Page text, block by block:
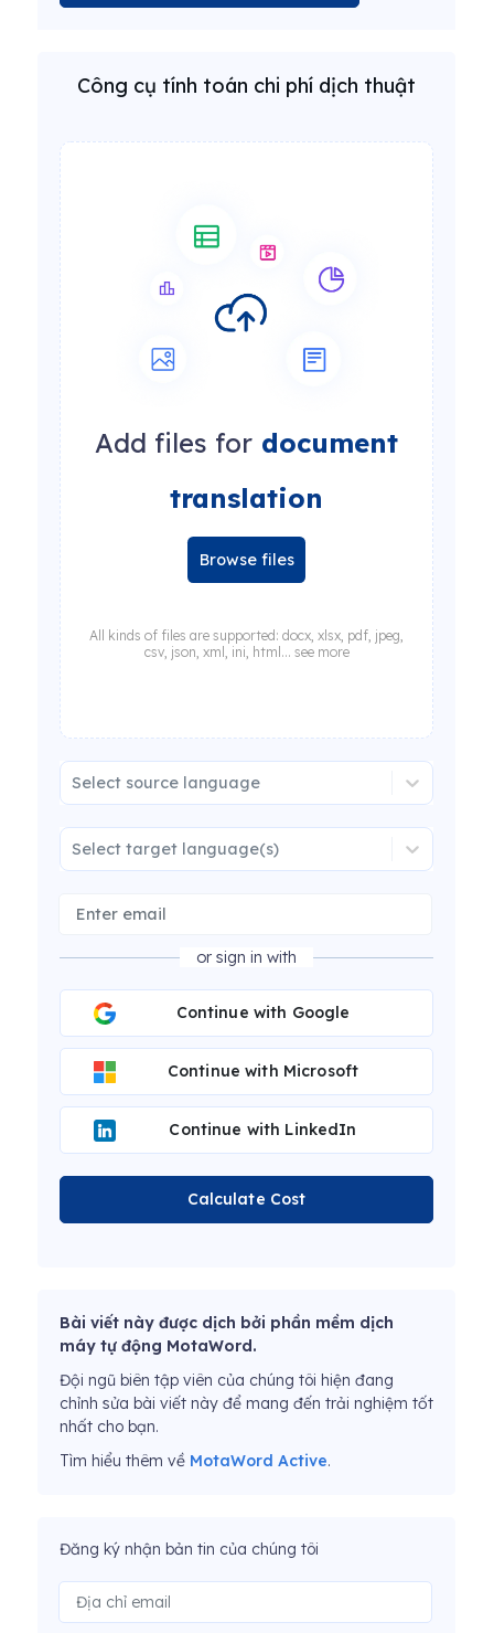
Công cụ tính toán chi phí dịch thuật
Add files for document
translation
Browse files
All kinds of files are supported: docx, xlsx, pdf, jpeg,
csv, json, xml, ini, html... see more
Select source language
Select target language(s)
or sign in with
Continue with Google
Continue with Microsoft
Continue with LinkedIn
Calculate Cost
Bài viết này được dịch bởi phần mềm dịch
máy tự động MotaWord.
Đội ngũ biên tập viên của chúng tôi hiện đang
chỉnh sửa bài viết này để mang đến trải nghiệm tốt
nhất cho bạn.
Tìm hiểu thêm về MotaWord Active.
Đăng ký nhận bản tin của chúng tôi